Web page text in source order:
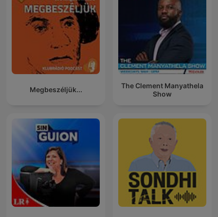
Megbeszéljük...
The Clement Manyathela
Show